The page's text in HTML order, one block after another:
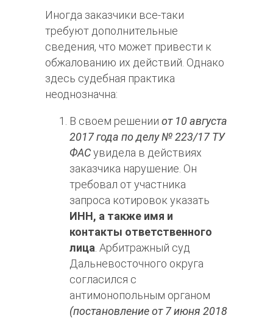
Иногда заказчики все-таки
требуют дополнительные
сведения, что может привести к
обжалованию их действий. Однако
здесь судебная практика
неоднозначна:
В своем решении от 10 августа
2017 года по делу № 223/17 ТУ
ФАСувидела в действиях
заказчика нарушение. Он
требовал от участника
запроса котировок указать
ИНН, а также имя и
контакты ответственного
лица . Арбитражный суд
Дальневосточного округа
согласился с
антимонопольным органом
(постановление от 7 июня 2018